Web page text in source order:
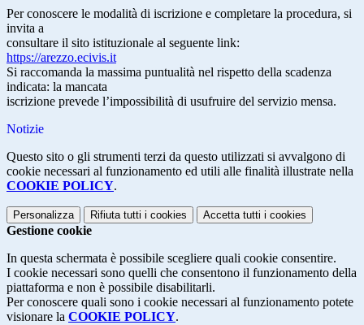
Per conoscere le modalità di iscrizione e completare la procedura, si
invita a
consultare il sito istituzionale al seguente link:
https://arezzo.ecivis.it
Si raccomanda la massima puntualità nel rispetto della scadenza
indicata: la mancata
iscrizione prevede l’impossibilità di usufruire del servizio mensa.
Notizie
Questo sito o gli strumenti terzi da questo utilizzati si avvalgono di
cookie necessari al funzionamento ed utili alle finalità illustrate nella
COOKIE POLICY.
Personalizza Rifiuta tutti i cookies Accetta tutti i cookies
Gestione cookie
In questa schermata è possibile scegliere quali cookie consentire.
I cookie necessari sono quelli che consentono il funzionamento della
piattaforma e non è possibile disabilitarli.
Per conoscere quali sono i cookie necessari al funzionamento potete
visionare la COOKIE POLICY.